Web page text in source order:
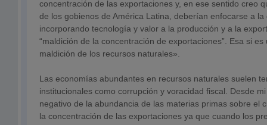
concentración de las exportaciones y, en ese sentido creo
de los gobienos de América Latina, deberían enfocarse a la
incorporando tecnología y valor a la producción y a la
“maldición de la concentración de exportaciones”. Esa si
maldición de los recursos naturales».
Las economías abundantes en recursos naturales suelen
institucionales como corrupción y voracidad fiscal. Desde
negativo de la abundancia de las materias primas sobre el
la concentración de las exportaciones ya que cuando los